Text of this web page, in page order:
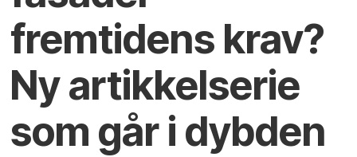
fremtidens krav?
Ny artikkelserie
som går i dybden